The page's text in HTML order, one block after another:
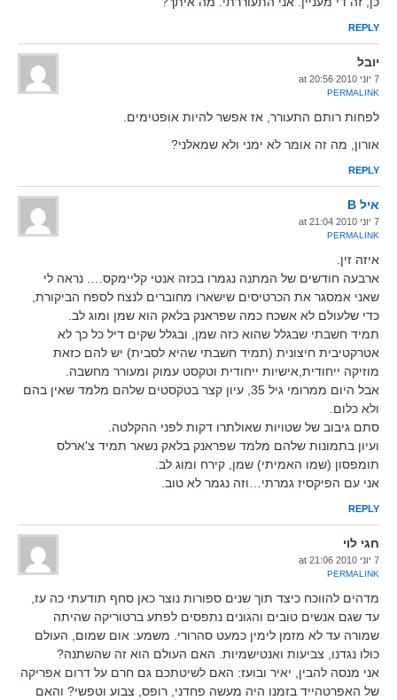
REPLY
יובל
7 יוני 2010 at 20:56
PERMALINK
לפחות רותם התעורר, אז אפשר להיות אופטימים.
אורון, מה זה אומר לא ימני ולא שמאלני?
REPLY
איל B
7 יוני 2010 at 21:04
PERMALINK
איזה זין.
ארבעה חודשים של המתנה נגמרו בכזה אנטי קליימקס…. נראה לי
שאני אמסגר את הכרטיסים שישארו מחוברים לנצח לספח הביקורת,
כדי שלעולם לא אשכח כמה שפראנק בלאק הוא שמן ומוג לב.
תמיד חשבתי שבגלל שהוא כזה שמן, ובגלל שקים דיל כל כך לא
אטרקטיבית חיצונית (תמיד חשבתי שהיא לסבית) יש להם כזאת
מוזיקה ייחודית,אישיות ייחודית וטקסט עמוק ומעורר מחשבה.
אבל היום ממרומי גיל 35, עיון קצר בטקסטים שלהם מלמד שאין בהם
ולא כלום.
סתם גיבוב של שטויות שאולתרו דקות לפני ההקלטה.
ועיון בתמונות שלהם מלמד שפראנק בלאק נשאר תמיד צ'ארלס
תומפסון (שמו האמיתי) שמן, קירח ומוג לב.
אני עם הפיקסיז גמרתי…וזה נגמר לא טוב.
REPLY
חגי לוי
7 יוני 2010 at 21:06
PERMALINK
מדהים להווכח כיצד תוך שנים ספורות נוצר כאן סחף תודעתי כה עז,
עד שגם אנשים טובים והגונים נתפסים לפתע ברטוריקה שהיתה
שמורה עד לא מזמן לימין כמעט סהרורי. משמע: אום שמום, העולם
כולו נגדנו, צביעות ואנטישמיות. האם העולם הוא זה שהשתנה?
אני מנסה להבין, יאיר ובועז: האם לשיטתכם גם חרם על דרום אפריקה
של האפרטהייד בזמנו היה מעשה פחדני, רופס, צבוע וטפשי? והאם